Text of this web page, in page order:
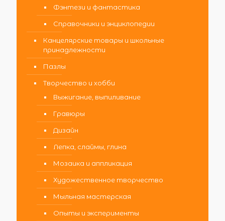
Фэнтези и фантастика
Справочники и энциклопедии
Канцелярские товары и школьные
принадлежности
Пазлы
Творчество и хобби
Выжигание, выпиливание
Гравюры
Дизайн
Лепка, слаймы, глина
Мозаика и аппликация
Художественное творчество
Мыльная мастерская
Опыты и эксперименты